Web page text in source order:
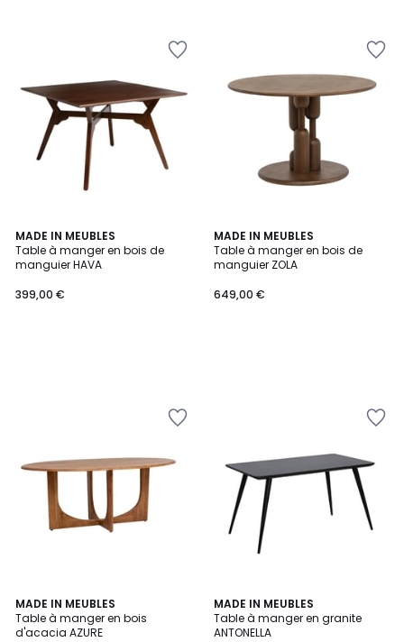
MADE IN MEUBLES
Table à manger en bois de
manguier HAVA
399,00 €
MADE IN MEUBLES
Table à manger en bois de
manguier ZOLA
649,00 €
MADE IN MEUBLES
Table à manger en bois
d'acacia AZURE
MADE IN MEUBLES
Table à manger en granite
ANTONELLA